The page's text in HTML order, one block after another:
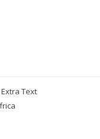
Extra Text